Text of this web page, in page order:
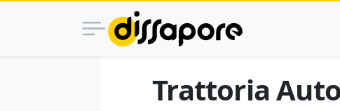
Trattoria